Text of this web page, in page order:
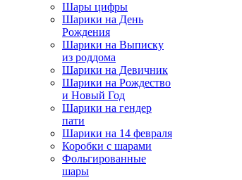
Шары цифры
Шарики на День
Рождения
Шарики на Выписку
из роддома
Шарики на Девичник
Шарики на Рождество
и Новый Год
Шарики на гендер
пати
Шарики на 14 февраля
Коробки с шарами
Фольгированные
шары